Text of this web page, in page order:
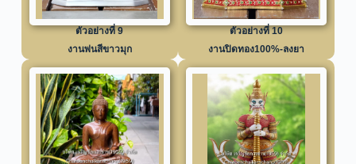
ตัวอย่างที่ 9
งานพ่นสีขาวมุก
ตัวอย่างที่ 10
งานปิดทอง100%-ลงยา